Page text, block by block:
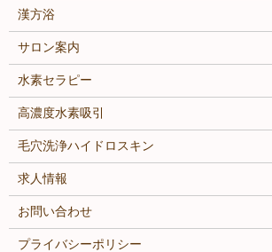
漢方浴
サロン案内
水素セラピー
高濃度水素吸引
毛穴洗浄ハイドロスキン
求人情報
お問い合わせ
プライバシーポリシー